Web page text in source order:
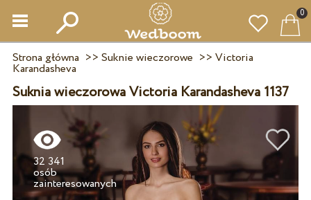
0
Strona główna >> Suknie wieczorowe >> Victoria
Karandasheva
Suknia wieczorowa Victoria Karandasheva 1137
32 341
osób
zainteresowanych